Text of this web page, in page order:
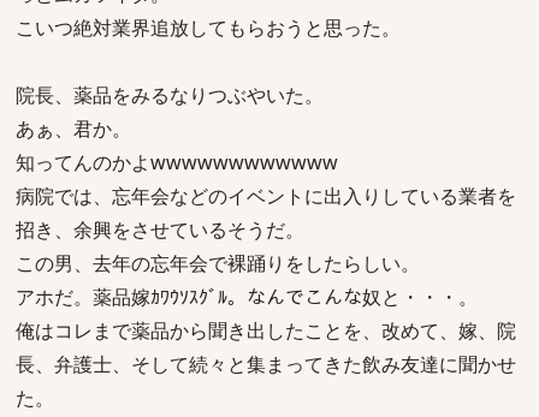
こいつ絶対業界追放してもらおうと思った。
院長、薬品をみるなりつぶやいた。
あぁ、君か。
知ってんのかよwwwwwwwwwwww
病院では、忘年会などのイベントに出入りしている業者を
招き、余興をさせているそうだ。
この男、去年の忘年会で裸踊りをしたらしい。
アホだ。薬品嫁ｶﾜｳｿｽｸﾞﾙ。なんでこんな奴と・・・。
俺はコレまで薬品から聞き出したことを、改めて、嫁、院
長、弁護士、そして続々と集まってきた飲み友達に聞かせ
た。